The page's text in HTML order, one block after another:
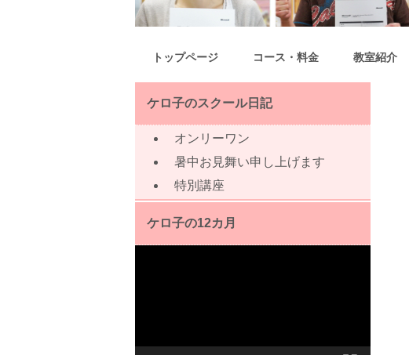
トップページ コース・料金 教室紹介
ケロ子のスクール日記
オンリーワン
暑中お見舞い申し上げます
特別講座
ケロ子の12カ月
ヤ